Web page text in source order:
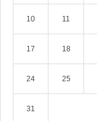
10 11
17 18
24 25
31